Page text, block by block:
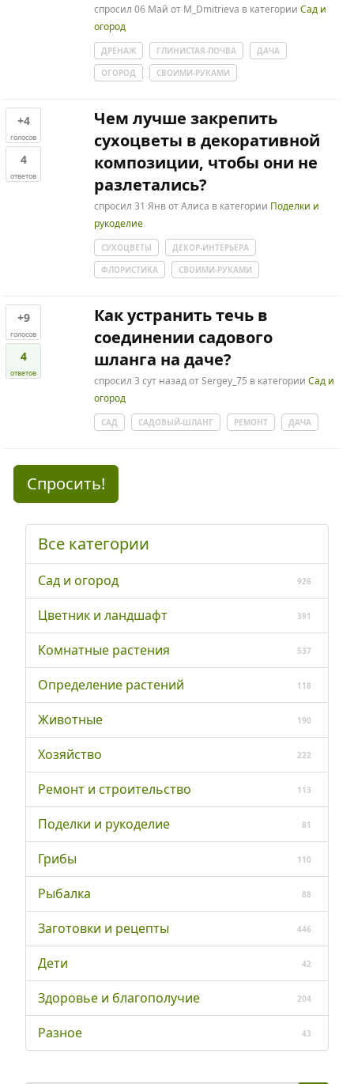
спросил 06 Май от M_Dmitrieva в категории Сад и
огород
ДРЕНАЖ ГЛИНИСТАЯ-ПОЧВА
ДАЧА
ОГОРОД
СВОИМИ-РУКАМИ
+4
голосов
4
ответов
Чем лучше закрепить
сухоцветы в декоративной
композиции, чтобы они не
разлетались?
спросил 31 Янв отАлиса в категории Поделки и
рукоделие
СУХОЦВЕТЫ
ДЕКОР-ИНТЕРЬЕРА
ФЛОРИСТИКА
СВОИМИ-РУКАМИ
+9
голосов
4
ответов
Как устранить течь в
соединении садового
шланга на даче?
спросил 3 сутназад отSergey_75 в категории Сад и
огород
САД САДОВЫЙ-ШЛАНГ РЕМОНТ ДАЧА
Спросить!
Все категории
Сад и огород 926
Цветник и ландшафт 391
Комнатные растения 537
Определение растений 118
Животные 190
Хозяйство 222
Ремонт и строительство 113
Поделки и рукоделие 81
Грибы 110
Рыбалка 88
Заготовки и рецепты 446
Дети 42
Здоровье и благополучие 204
Разное 43